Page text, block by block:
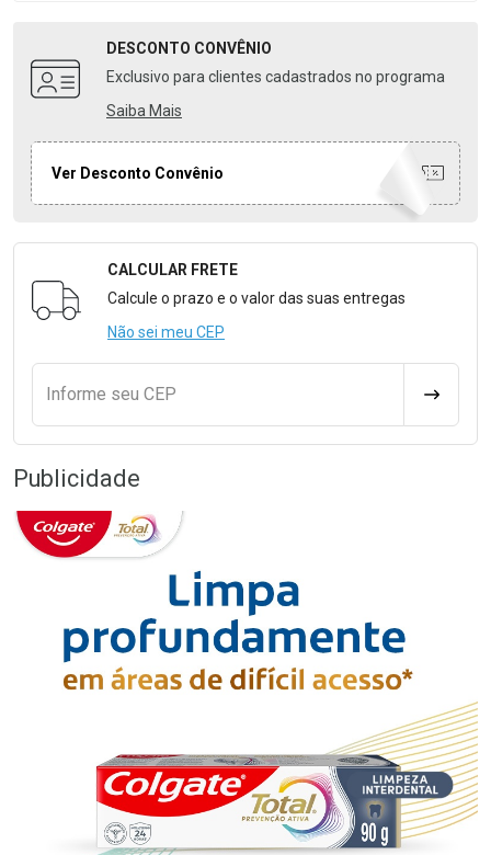
DESCONTO CONVÊNIO
Exclusivo para clientes cadastrados no programa
Saiba Mais
Ver Desconto Convênio
Formulário para Calcular o Frete
CALCULAR FRETE
Calcule o prazo e o valor das suas entregas
Não sei meu CEP
Informe seu CEP
Publicidade